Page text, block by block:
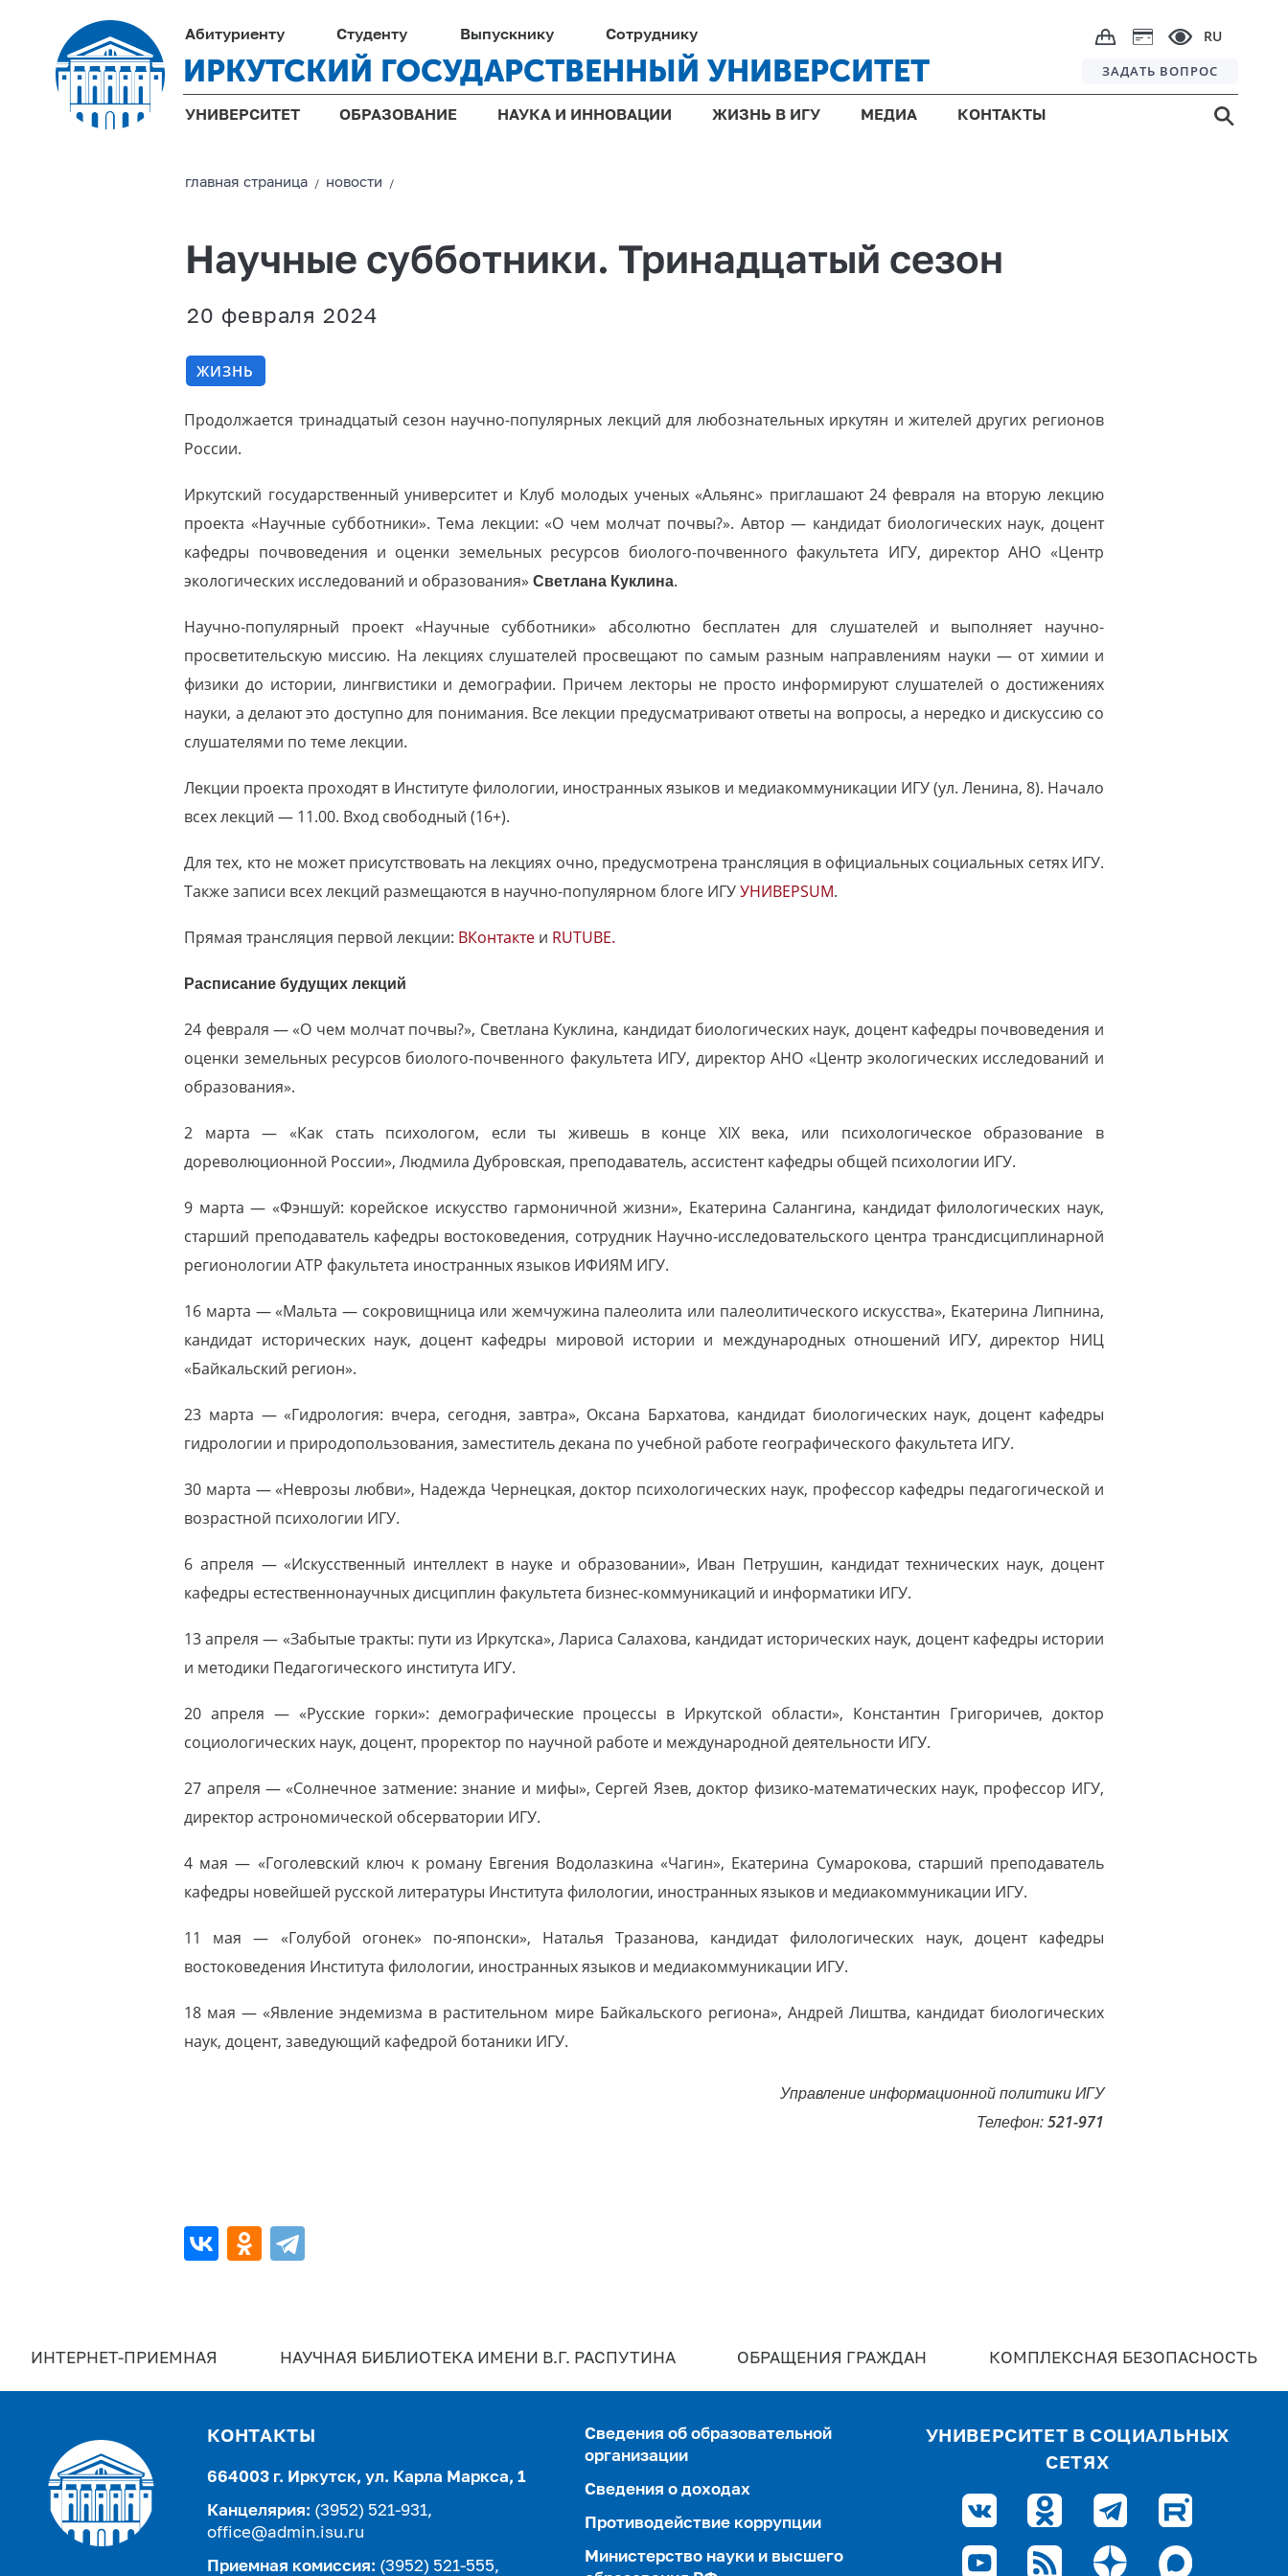
Абитуриенту Студенту Выпускнику Сотруднику RU
ИРКУТСКИЙ ГОСУДАРСТВЕННЫЙ УНИВЕРСИТЕТ ЗАДАТЬ ВОПРОС
УНИВЕРСИТЕТ ОБРАЗОВАНИЕ НАУКА И ИННОВАЦИИ ЖИЗНЬ В ИГУ МЕДИА КОНТАКТЫ
главная страницa / новости /
Научные субботники. Тринадцатый сезон
20 февраля 2024
ЖИЗНЬ
Продолжается тринадцатый сезон научно-популярных лекций для любознательных иркутян и жителей других регионов
России.
Иркутский государственный университет и Клуб молодых ученых «Альянс» приглашают 24 февраля на вторую лекцию
проекта «Научные субботники». Тема лекции: «О чем молчат почвы?». Автор — кандидат биологических наук, доцент
кафедры почвоведения и оценки земельных ресурсов биолого-почвенного факультета ИГУ, директор АНО «Центр
экологических исследований и образования»Светлана Куклина.
Научно-популярный проект «Научные субботники» абсолютно бесплатен для слушателей и выполняет научно-
просветительскую миссию. На лекциях слушателей просвещают по самым разным направлениям науки — от химии и
физики до истории, лингвистики и демографии. Причем лекторы не просто информируют слушателей о достижениях
науки, а делают это доступно для понимания. Все лекции предусматривают ответы на вопросы, а нередко и дискуссию со
слушателями по теме лекции.
Лекции проекта проходят в Институте филологии, иностранных языков и медиакоммуникации ИГУ (ул. Ленина, 8). Начало
всех лекций — 11.00. Вход свободный (16+).
Для тех, кто не может присутствовать на лекциях очно, предусмотрена трансляция в официальных социальных сетях ИГУ.
Также записи всех лекций размещаются в научно-популярном блоге ИГУУНИВЕРSUM.
Прямая трансляция первой лекции: ВКонтакте и RUTUBE.
Расписание будущих лекций
24 февраля — «О чем молчат почвы?», Светлана Куклина, кандидат биологических наук, доцент кафедры почвоведения и
оценки земельных ресурсов биолого-почвенного факультета ИГУ, директор АНО «Центр экологических исследований и
образования».
2 марта — «Как стать психологом, если ты живешь в конце XIX века, или психологическое образование в
дореволюционной России», Людмила Дубровская, преподаватель, ассистент кафедры общей психологии ИГУ.
9 марта — «Фэншуй: корейское искусство гармоничной жизни», Екатерина Салангина, кандидат филологических наук,
старший преподаватель кафедры востоковедения, сотрудник Научно-исследовательского центра трансдисциплинарной
регионологии АТР факультета иностранных языков ИФИЯМ ИГУ.
16 марта — «Мальта — сокровищница или жемчужина палеолита или палеолитического искусства», Екатерина Липнина,
кандидат исторических наук, доцент кафедры мировой истории и международных отношений ИГУ, директор НИЦ
«Байкальский регион».
23 марта — «Гидрология: вчера, сегодня, завтра», Оксана Бархатова, кандидат биологических наук, доцент кафедры
гидрологии и природопользования, заместитель декана по учебной работе географического факультета ИГУ.
30 марта — «Неврозы любви», Надежда Чернецкая, доктор психологических наук, профессор кафедры педагогической и
возрастной психологии ИГУ.
6 апреля — «Искусственный интеллект в науке и образовании», Иван Петрушин, кандидат технических наук, доцент
кафедры естественнонаучных дисциплин факультета бизнес-коммуникаций и информатики ИГУ.
13 апреля — «Забытые тракты: пути из Иркутска», Лариса Салахова, кандидат исторических наук, доцент кафедры истории
и методики Педагогического института ИГУ.
20 апреля — «Русские горки»: демографические процессы в Иркутской области», Константин Григоричев, доктор
социологических наук, доцент, проректор по научной работе и международной деятельности ИГУ.
27 апреля — «Солнечное затмение: знание и мифы», Сергей Язев, доктор физико-математических наук, профессор ИГУ,
директор астрономической обсерватории ИГУ.
4 мая — «Гоголевский ключ к роману Евгения Водолазкина «Чагин», Екатерина Сумарокова, старший преподаватель
кафедры новейшей русской литературы Института филологии, иностранных языков и медиакоммуникации ИГУ.
11 мая — «Голубой огонек» по-японски», Наталья Тразанова, кандидат филологических наук, доцент кафедры
востоковедения Института филологии, иностранных языков и медиакоммуникации ИГУ.
18 мая — «Явление эндемизма в растительном мире Байкальского региона», Андрей Лиштва, кандидат биологических
наук, доцент, заведующий кафедрой ботаники ИГУ.
Управление информационной политики ИГУ
Телефон:521-971
ИНТЕРНЕТ-ПРИЕМНАЯ НАУЧНАЯ БИБЛИОТЕКА ИМЕНИ В.Г. РАСПУТИНА ОБРАЩЕНИЯ ГРАЖДАН КОМПЛЕКСНАЯ БЕЗОПАСНОСТЬ
КОНТАКТЫ
664003 г. Иркутск, ул. Карла Маркса, 1
Канцелярия: (3952) 521-931,
office@admin.isu.ru
Приемная комиссия: (3952) 521-555,
Сведения об образовательной
организации
Сведения о доходах
Противодействие коррупции
Министерство науки и высшего
УНИВЕРСИТЕТ В СОЦИАЛЬНЫХ
СЕТЯХ